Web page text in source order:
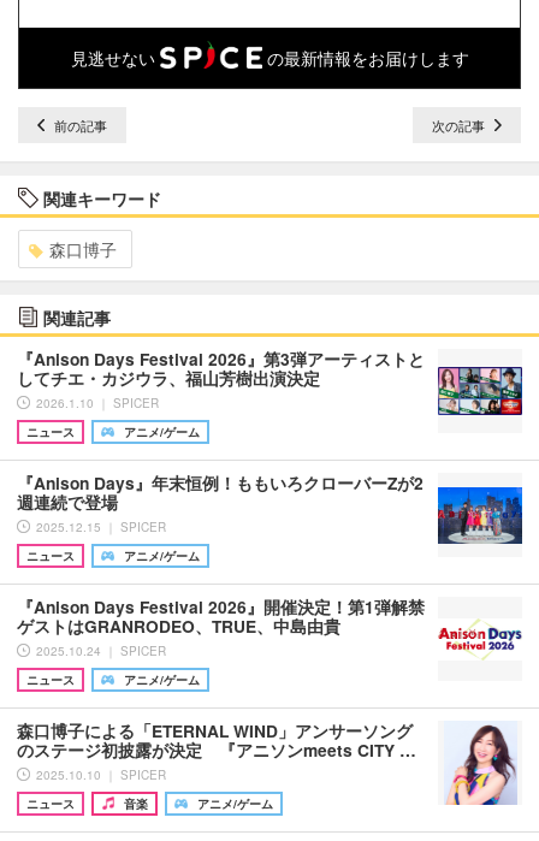
見逃せない の最新情報をお届けします
前の記事 次の記事
関連キーワード
森口博子
関連記事
『Anison Days Festival 2026』第3弾アーティストと
してチエ・カジウラ、福山芳樹出演決定
2026.1.10 ｜ SPICER
ニュース
アニメ/ゲーム
『Anison Days』年末恒例！ももいろクローバーZが2
週連続で登場
2025.12.15 ｜ SPICER
ニュース
アニメ/ゲーム
『Anison Days Festival 2026』開催決定！第1弾解禁
ゲストはGRANRODEO、TRUE、中島由貴
2025.10.24 ｜ SPICER
ニュース
アニメ/ゲーム
森口博子による「ETERNAL WIND」アンサーソング
のステージ初披露が決定 『アニソンmeets CITY …
2025.10.10 ｜ SPICER
ニュース
音楽 アニメ/ゲーム